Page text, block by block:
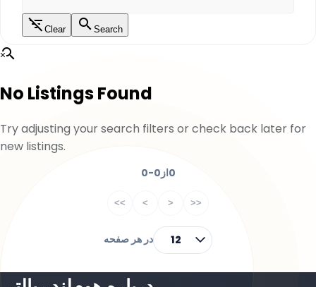
Clear Search
No Listings Found
Try adjusting your search filters or check back later for
new listings.
0-0 از0
<< < > >>
در هر صفحه 12